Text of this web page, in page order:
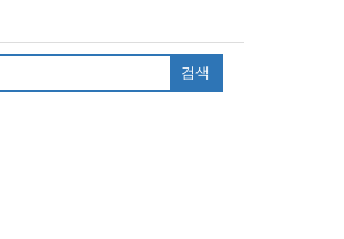
검색